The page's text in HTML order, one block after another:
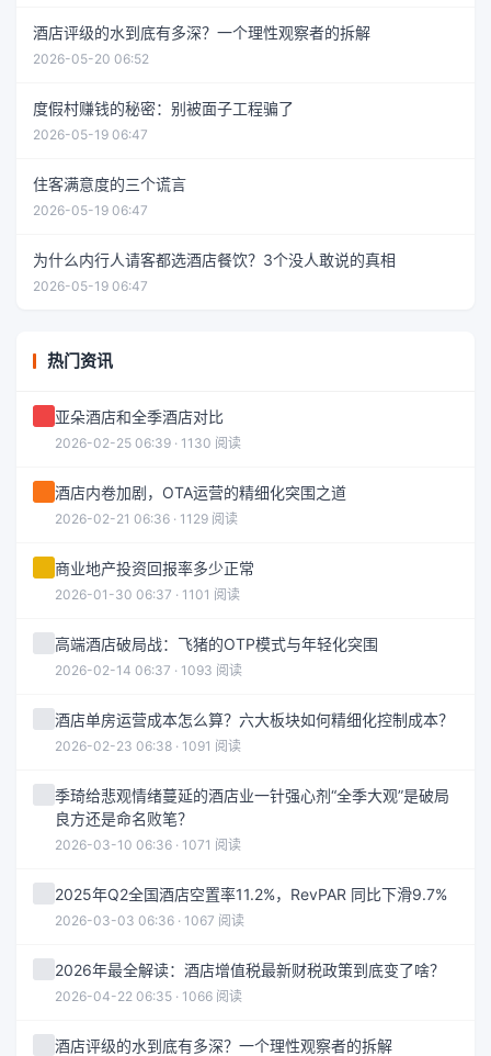
酒店评级的水到底有多深？一个理性观察者的拆解
2026-05-20 06:52
度假村赚钱的秘密：别被面子工程骗了
2026-05-19 06:47
住客满意度的三个谎言
2026-05-19 06:47
为什么内行人请客都选酒店餐饮？3个没人敢说的真相
2026-05-19 06:47
热门资讯
亚朵酒店和全季酒店对比
2026-02-25 06:39 · 1130 阅读
酒店内卷加剧，OTA运营的精细化突围之道
2026-02-21 06:36 · 1129 阅读
商业地产投资回报率多少正常
2026-01-30 06:37 · 1101 阅读
高端酒店破局战：飞猪的OTP模式与年轻化突围
2026-02-14 06:37 · 1093 阅读
酒店单房运营成本怎么算？六大板块如何精细化控制成本？
2026-02-23 06:38 · 1091 阅读
季琦给悲观情绪蔓延的酒店业一针强心剂“全季大观”是破局
良方还是命名败笔？
2026-03-10 06:36 · 1071 阅读
2025年Q2全国酒店空置率11.2%，RevPAR 同比下滑9.7%
2026-03-03 06:36 · 1067 阅读
2026年最全解读：酒店增值税最新财税政策到底变了啥？
2026-04-22 06:35 · 1066 阅读
酒店评级的水到底有多深？一个理性观察者的拆解